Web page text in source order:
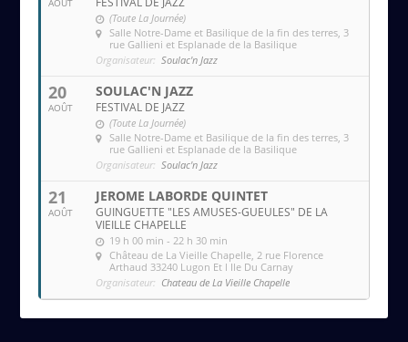
AOÛT
(Toute La Journée)
Salle Notre-Dame et Basilique de la fin des terres, 3
rue Gallieni et Esplanade de la Basilique
Organisateur: Soulac'n Jazz
20
AOÛT
SOULAC'N JAZZ
FESTIVAL DE JAZZ
(Toute La Journée)
Salle Notre-Dame et Basilique de la fin des terres, 3
rue Gallieni et Esplanade de la Basilique
Organisateur: Soulac'n Jazz
21
AOÛT
JEROME LABORDE QUINTET
GUINGUETTE "LES AMUSES-GUEULES" DE LA
VIEILLE CHAPELLE
19 h 00 min - 22 h 30 min
Château de La Vieille Chapelle, 2 rue Florence
Arthaud 33240 Lugon Et l Ile Du Carnay
Organisateur: Chateau de La Vieille Chapelle